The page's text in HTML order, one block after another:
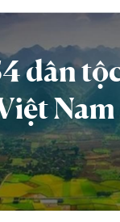
dân
Nam